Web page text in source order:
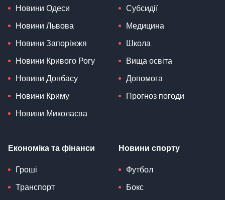
Новини Одеси
Новини Львова
Новини Запоріжжя
Новини Кривого Рогу
Новини Донбасу
Новини Криму
Новини Миколаєва
Субсидії
Медицина
Школа
Вища освіта
Допомога
Прогноз погоди
Економіка та фінанси
Гроші
Транспорт
Новини спорту
Футбол
Бокс